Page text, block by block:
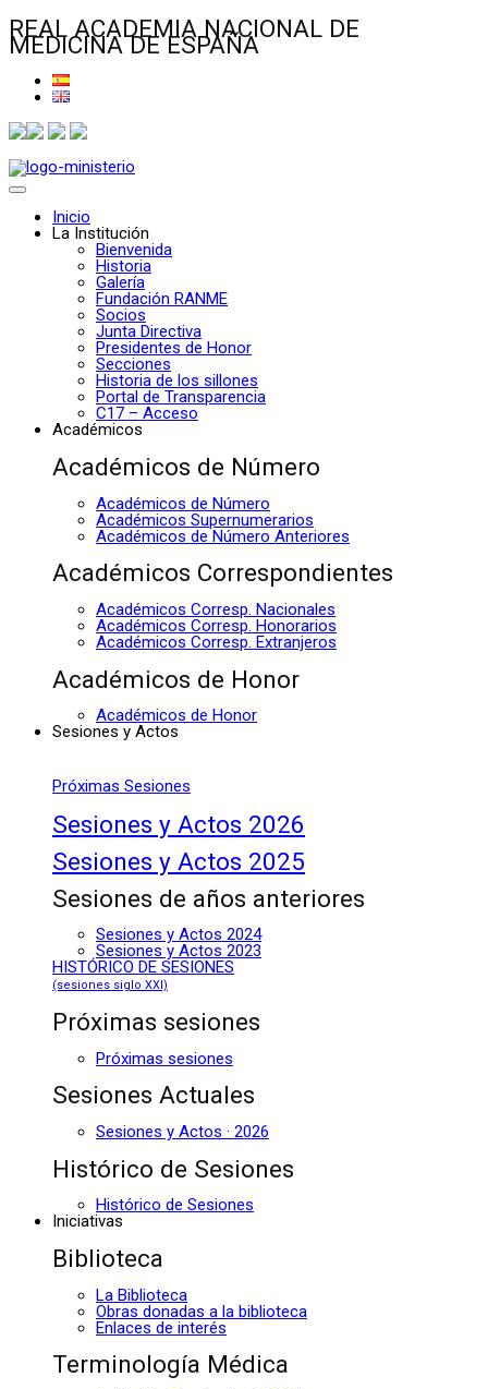
REAL ACADEMIA NACIONAL DE
MEDICINA DE ESPAÑA
Inicio
La Institución
Bienvenida
Historia
Galería
Fundación RANME
Socios
Junta Directiva
Presidentes de Honor
Secciones
Historia de los sillones
Portal de Transparencia
C17 – Acceso
Académicos
Académicos de Número
Académicos de Número
Académicos Supernumerarios
Académicos de Número Anteriores
Académicos Correspondientes
Académicos Corresp. Nacionales
Académicos Corresp. Honorarios
Académicos Corresp. Extranjeros
Académicos de Honor
Académicos de Honor
Sesiones y Actos
Próximas Sesiones
Sesiones y Actos 2026
Sesiones y Actos 2025
Sesiones de años anteriores
Sesiones y Actos 2024
Sesiones y Actos 2023
HISTÓRICO DE SESIONES
(sesiones siglo XXI)
Próximas sesiones
Próximas sesiones
Sesiones Actuales
Sesiones y Actos · 2026
Histórico de Sesiones
Histórico de Sesiones
Iniciativas
Biblioteca
La Biblioteca
Obras donadas a la biblioteca
Enlaces de interés
Terminología Médica